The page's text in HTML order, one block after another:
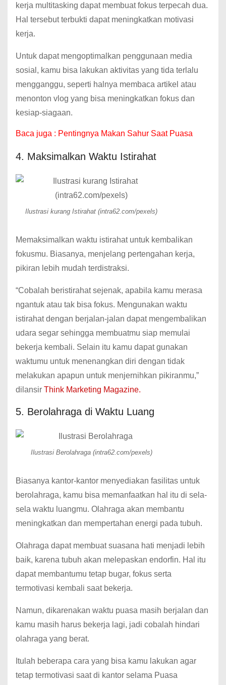
kerja multitasking dapat membuat fokus terpecah dua.
Hal tersebut terbukti dapat meningkatkan motivasi
kerja.
Untuk dapat mengoptimalkan penggunaan media
sosial, kamu bisa lakukan aktivitas yang tida terlalu
mengganggu, seperti halnya membaca artikel atau
menonton vlog yang bisa meningkatkan fokus dan
kesiap-siagaan.
Baca juga : Pentingnya Makan Sahur Saat Puasa
4. Maksimalkan Waktu Istirahat
Ilustrasi kurang Istirahat (intra62.com/pexels)
Memaksimalkan waktu istirahat untuk kembalikan
fokusmu. Biasanya, menjelang pertengahan kerja,
pikiran lebih mudah terdistraksi.
“Cobalah beristirahat sejenak, apabila kamu merasa
ngantuk atau tak bisa fokus. Mengunakan waktu
istirahat dengan berjalan-jalan dapat mengembalikan
udara segar sehingga membuatmu siap memulai
bekerja kembali. Selain itu kamu dapat gunakan
waktumu untuk menenangkan diri dengan tidak
melakukan apapun untuk menjernihkan pikiranmu,”
dilansir Think Marketing Magazine.
5. Berolahraga di Waktu Luang
Ilustrasi Berolahraga (intra62.com/pexels)
Biasanya kantor-kantor menyediakan fasilitas untuk
berolahraga, kamu bisa memanfaatkan hal itu di sela-
sela waktu luangmu. Olahraga akan membantu
meningkatkan dan mempertahan energi pada tubuh.
Olahraga dapat membuat suasana hati menjadi lebih
baik, karena tubuh akan melepaskan endorfin. Hal itu
dapat membantumu tetap bugar, fokus serta
termotivasi kembali saat bekerja.
Namun, dikarenakan waktu puasa masih berjalan dan
kamu masih harus bekerja lagi, jadi cobalah hindari
olahraga yang berat.
Itulah beberapa cara yang bisa kamu lakukan agar
tetap termotivasi saat di kantor selama Puasa